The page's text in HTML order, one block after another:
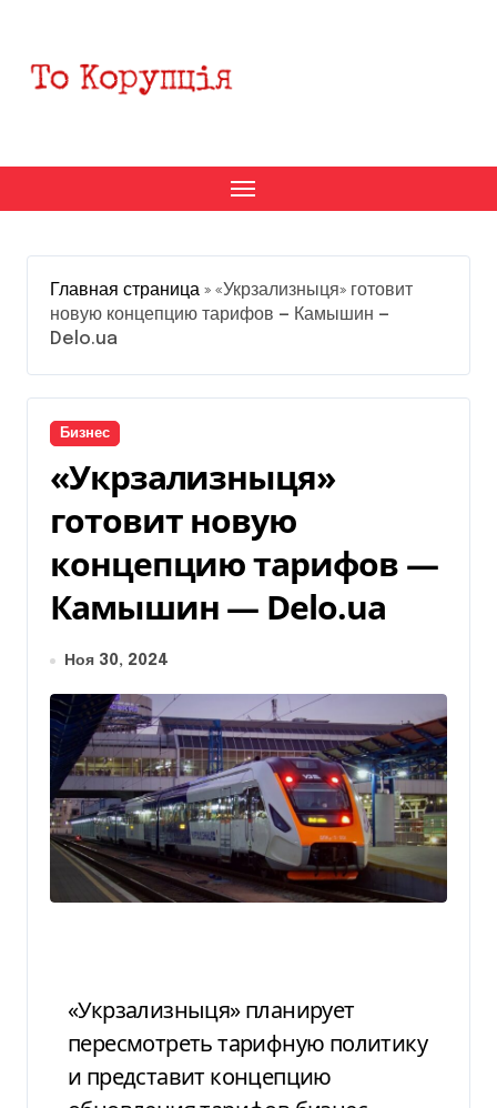
содержанию
Главная страница » «Укрзализныця» готовит
новую концепцию тарифов — Камышин —
Delo.ua
Бизнес
«Укрзализныця»
готовит новую
концепцию тарифов —
Камышин — Delo.ua
Ноя 30, 2024
«Укрзализныця» планирует
пересмотреть тарифную политику
и представит концепцию